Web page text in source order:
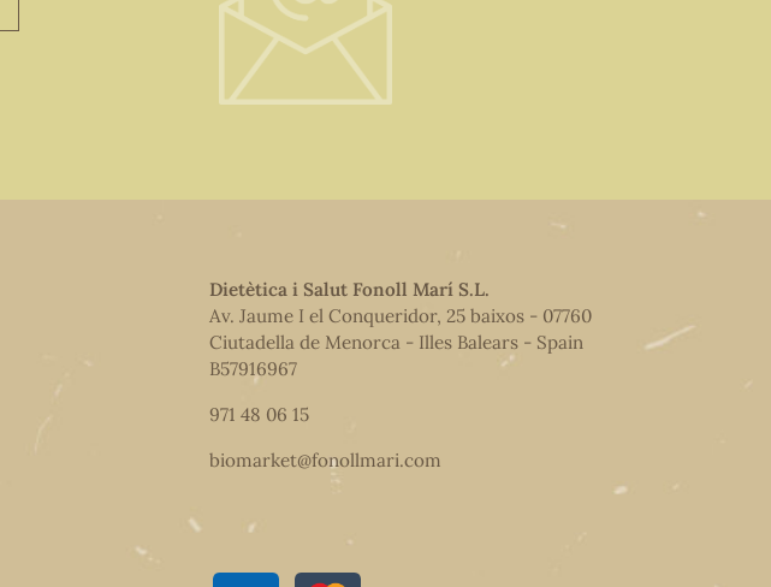
Dietètica i Salut Fonoll Marí S.L.
Av. Jaume I el Conqueridor, 25 baixos - 07760
Ciutadella de Menorca - Illes Balears - Spain
B57916967
971 48 06 15
biomarket@fonollmari.com